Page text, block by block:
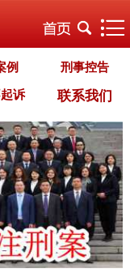
例 刑事控告
诉 联系我们
罪 罪名专题
致辞 智豪视野
义 刑事知识
书 案件动态
案件 业务范围
讲堂 辨别伪专业